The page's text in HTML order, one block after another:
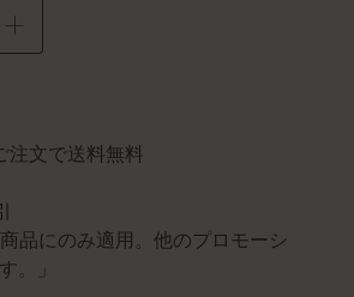
注文で送料無料
品にのみ適用。他のプロモーシ
。」